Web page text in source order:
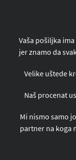
Vaša pošiljka
jer znamo da
Velike uštede
Naš procenat
Mi nismo samo
partner na koga